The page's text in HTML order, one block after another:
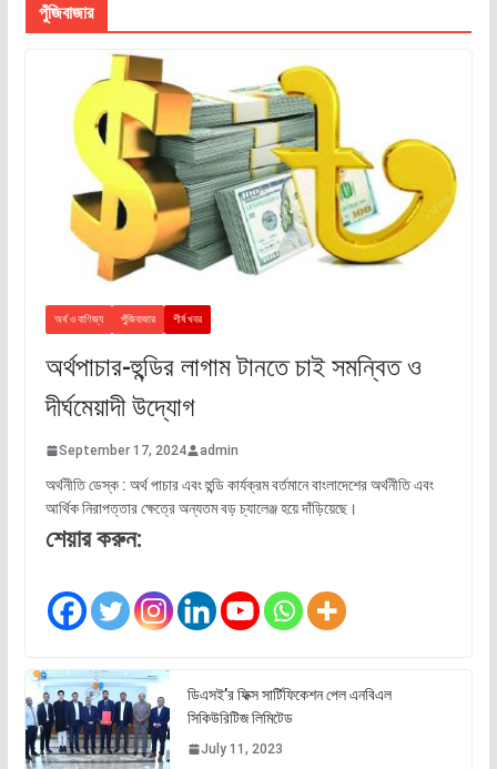
পুঁজিবাজার
অর্থ ও বাণিজ্য পুঁজিবাজার শীর্ষ খবর
অর্থপাচার-হুন্ডির লাগাম টানতে চাই সমন্বিত ও
দীর্ঘমেয়াদী উদ্যোগ
September 17, 2024 admin
অর্থনীতি ডেস্ক : অর্থ পাচার এবং হুন্ডি কার্যক্রম বর্তমানে বাংলাদেশের অর্থনীতি এবং
আর্থিক নিরাপত্তার ক্ষেত্রে অন্যতম বড় চ্যালেঞ্জ হয়ে দাঁড়িয়েছে।
শেয়ার করুন:
ডিএসই’র ফিক্স সার্টিফিকেশন পেল এনবিএল
সিকিউরিটিজ লিমিটেড
July 11, 2023